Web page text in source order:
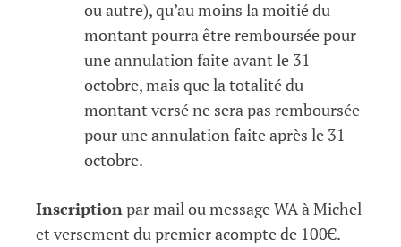
ou autre), qu’au moins la moitié du
montant pourra être remboursée pour
une annulation faite avant le 31
octobre, mais que la totalité du
montant versé ne sera pas remboursée
pour une annulation faite après le 31
octobre.
Inscriptionpar mail ou message WA à Michel
et versement du premier acompte de 100€.